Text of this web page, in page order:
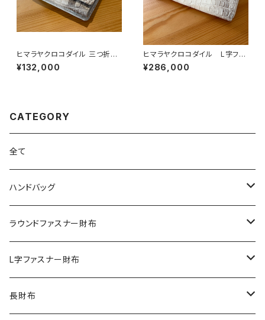
ヒマラヤクロコダイル 三つ折
り ミニウォレット
¥132,000
ヒマラヤクロコダイル L字ファ
スナーウォレット
¥286,000
CATEGORY
全て
ハンドバッグ
クロコダイル
ダイヤモンドパイソン
オーストリッチ
ラウンドファスナー財布
クロコダイル
ダイヤモンドパイソン
L字ファスナー財布
クロコダイル
長財布